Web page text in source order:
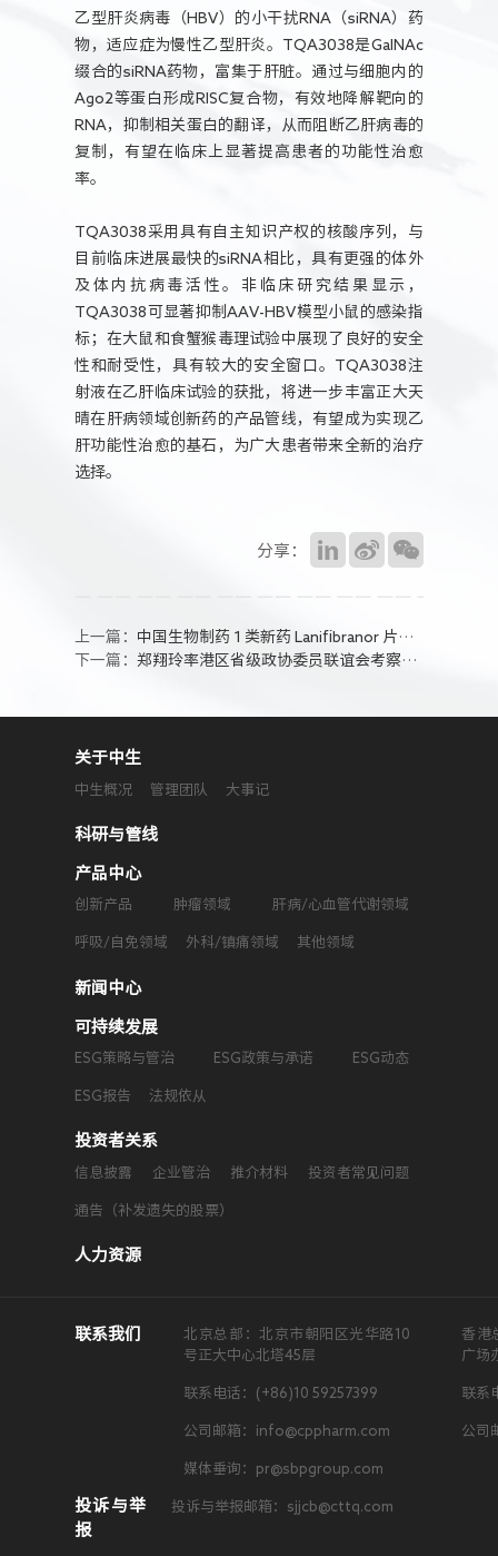
乙型肝炎病毒（HBV）的小干扰RNA（siRNA）药
物，适应症为慢性乙型肝炎。TQA3038是GalNAc
缀合的siRNA药物，富集于肝脏。通过与细胞内的
Ago2等蛋白形成RISC复合物，有效地降解靶向的
RNA，抑制相关蛋白的翻译，从而阻断乙肝病毒的
复制，有望在临床上显著提高患者的功能性治愈
率。
TQA3038采用具有自主知识产权的核酸序列，与
目前临床进展最快的siRNA相比，具有更强的体外
及体内抗病毒活性。非临床研究结果显示，
TQA3038可显著抑制AAV-HBV模型小鼠的感染指
标；在大鼠和食蟹猴毒理试验中展现了良好的安全
性和耐受性，具有较大的安全窗口。TQA3038注
射液在乙肝临床试验的获批，将进一步丰富正大天
晴在肝病领域创新药的产品管线，有望成为实现乙
肝功能性治愈的基石，为广大患者带来全新的治疗
选择。
分享：
上一篇： 中国生物制药 1 类新药 Lanifibranor 片被 CDE 拟纳入突破性治疗药物程序
下一篇：郑翔玲率港区省级政协委员联谊会考察团访沪 与上海市市长龚正会谈
关于中生
中生概况 管理团队 大事记
科研与管线
产品中心
创新产品 肿瘤领域 肝病/心血管代谢领域
呼吸/自免领域 外科/镇痛领域 其他领域
新闻中心
可持续发展
ESG策略与管治 ESG政策与承诺 ESG动态
ESG报告 法规依从
投资者关系
信息披露 企业管治 推介材料 投资者常见问题
通告（补发遗失的股票）
人力资源
联系我们
北京总部：北京市朝阳区光华路10
号正大中心北塔45层
联系电话：(+86)10 59257399
公司邮箱：info@cppharm.com
媒体垂询：pr@sbpgroup.com
香港
广场
联系
公司
投诉与举
报
投诉与举报邮箱：sjjcb@cttq.com